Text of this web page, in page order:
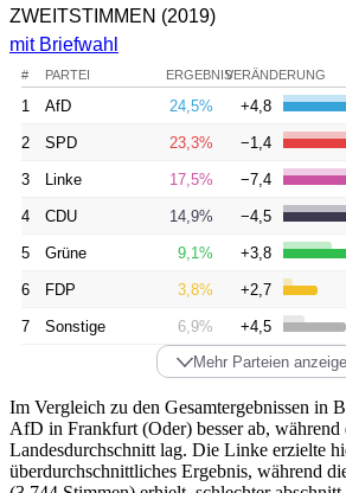
ZWEITSTIMMEN (2019)
mit Briefwahl
# PARTEI ERGEBNISVERÄNDERUNG
1 AfD 24,5% +4,8
2 SPD 23,3% −1,4
3 Linke 17,5% −7,4
4 CDU 14,9% −4,5
5 Grüne 9,1% +3,8
6 FDP 3,8% +2,7
7 Sonstige 6,9%
+4,5
Mehr Parteien
Im Vergleich zu den Gesamtergebnissen in
AfD in Frankfurt (Oder) besser ab, während
Landesdurchschnitt lag. Die Linke erzielte
überdurchschnittliches Ergebnis, während